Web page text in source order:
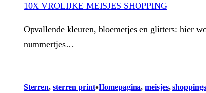
10X VROLIJKE MEISJES SHOPPING
Opvallende kleuren, bloemetjes en glitters: hier
nummertjes…
Sterren, sterren print•Homepagina, meisjes, shoppings